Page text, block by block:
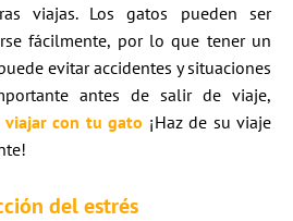
viajas. Los gatos pueden ser
fácilmente, por lo que tener un
evitar accidentes y situaciones
antes de salir de viaje,
viajar con tu gato ¡Haz de su viaje
del estrés